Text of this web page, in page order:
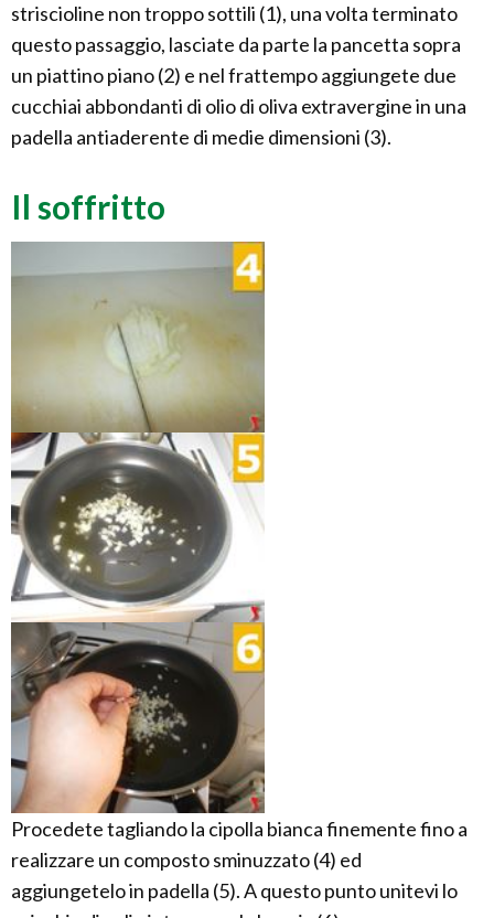
striscioline non troppo sottili (1), una volta terminato
questo passaggio, lasciate da parte la pancetta sopra
un piattino piano (2) e nel frattempo aggiungete due
cucchiai abbondanti di olio di oliva extravergine in una
padella antiaderente di medie dimensioni (3).
Il soffritto
Procedete tagliando la cipolla bianca finemente fino a
realizzare un composto sminuzzato (4) ed
aggiungetelo in padella (5). A questo punto unitevi lo